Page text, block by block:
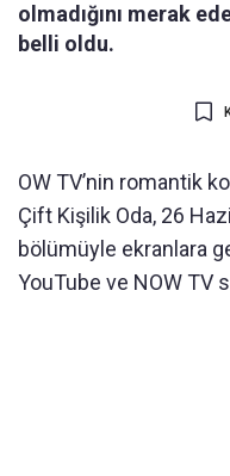
olmadığını merak
belli oldu.
OW TV’nin romantik
Çift Kişilik Oda, 26
bölümüyle ekranlara
YouTube ve NOW TV